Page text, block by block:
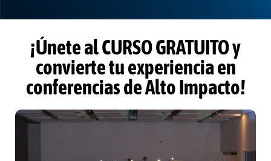
¡Únete al CURSO GRATUITO y
convierte tu experiencia en
conferencias de Alto Impacto!